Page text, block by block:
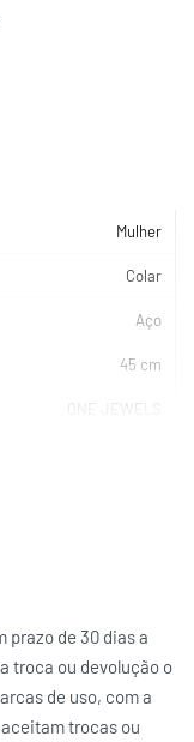
Mulher
Colar
Aço
45 cm
ONE JEWELS
prazo de 30 dias a
troca ou devolução o
de uso, com a
trocas ou